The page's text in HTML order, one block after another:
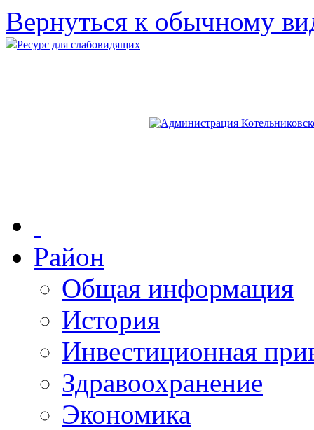
Вернуться к обычному
Ресурс для слабовидящих
Район
Общая информация
История
Инвестиционная
Здравоохранение
Экономика